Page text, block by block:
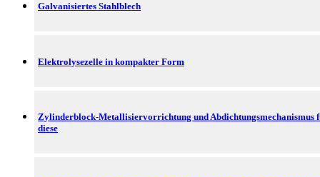
Galvanisiertes Stahlblech
Elektrolysezelle in kompakter Form
Zylinderblock-Metallisiervorrichtung und Abdichtungsmechanismus
diese